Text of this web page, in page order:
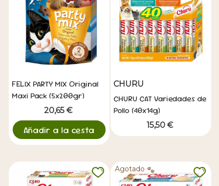
FELIX PARTY MIX Original
Maxi Pack (5x200gr)
20,65 €
Añadir a la cesta
CHURU
CHURU CAT Variedades de
Pollo (40x14g)
15,50 €
Agotado